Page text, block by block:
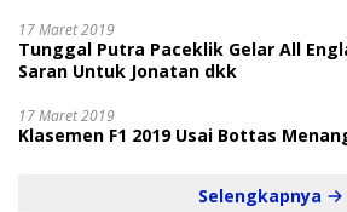
17 Maret 2019
Tunggal Putra Paceklik Gelar All
Saran Untuk Jonatan dkk
17 Maret 2019
Klasemen F1 2019 Usai Bottas
Selengkapnya